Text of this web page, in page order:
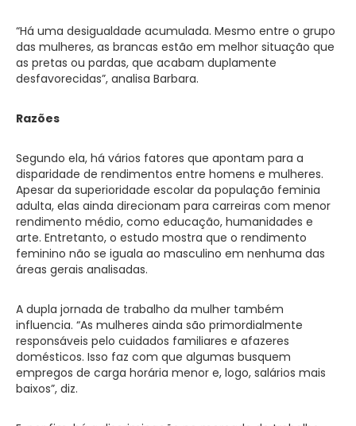
“Há uma desigualdade acumulada. Mesmo entre o grupo
das mulheres, as brancas estão em melhor situação que
as pretas ou pardas, que acabam duplamente
desfavorecidas”, analisa Barbara.
Razões
Segundo ela, há vários fatores que apontam para a
disparidade de rendimentos entre homens e mulheres.
Apesar da superioridade escolar da população feminia
adulta, elas ainda direcionam para carreiras com menor
rendimento médio, como educação, humanidades e
arte. Entretanto, o estudo mostra que o rendimento
feminino não se iguala ao masculino em nenhuma das
áreas gerais analisadas.
A dupla jornada de trabalho da mulher também
influencia. “As mulheres ainda são primordialmente
responsáveis pelo cuidados familiares e afazeres
domésticos. Isso faz com que algumas busquem
empregos de carga horária menor e, logo, salários mais
baixos”, diz.